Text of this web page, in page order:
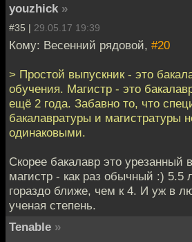
youzhick »
#35 | 29.05.17 19:39
Кому: Весенний рядовой, #20
> Простой выпускник - это
обучения. Магистр - это
ещё 2 года. Забавно то, что
бакалавратуры и магистратуры
одинаковыми.
Скорее бакалавр это урезанный
магистр - как раз обычный :) 5.5
гораздо ближе, чем к 4. И уж в
ученая степень.
Tenable »